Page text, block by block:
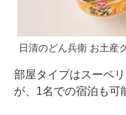
日清のどん兵衛 お土産
部屋タイプはスーペ
が、1名での宿泊も可